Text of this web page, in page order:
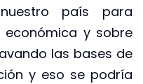
país para
y sobre
las bases de
y eso se podría